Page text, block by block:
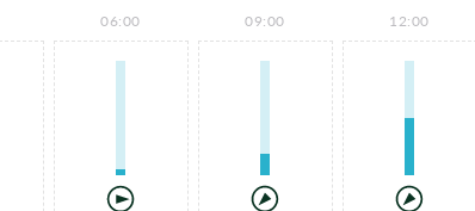
06:00 09:00 12:00